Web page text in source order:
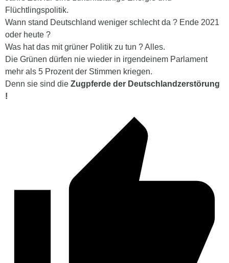
Flüchtlingspolitik.
Wann stand Deutschland weniger schlecht da ? Ende 2021
oder heute ?
Was hat das mit grüner Politik zu tun ? Alles.
Die Grünen dürfen nie wieder in irgendeinem Parlament
mehr als 5 Prozent der Stimmen kriegen.
Denn sie sind die Zugpferde der Deutschlandzerstörung
!